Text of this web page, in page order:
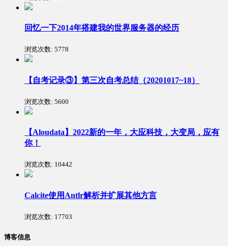
回忆一下2014年搭建我的世界服务器的经历
浏览次数: 5778
【自考记录③】第三次自考总结（20201017~18）
浏览次数: 5600
【Aloudata】2022新的一年，大应科技，大变局，应有
你！
浏览次数: 10442
Calcite使用Antlr解析并扩展其他方言
浏览次数: 17703
博客信息